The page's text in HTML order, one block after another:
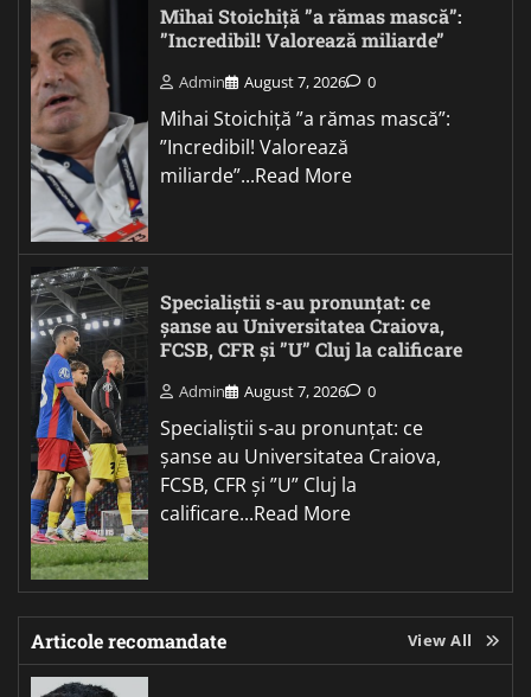
Mihai Stoichiță ”a rămas mască”:
”Incredibil! Valorează miliarde”
Admin August 7, 2026 0
Mihai Stoichiță ”a rămas mască”:
”Incredibil! Valorează
miliarde”...Read More
Specialiștii s-au pronunțat: ce
șanse au Universitatea Craiova,
FCSB, CFR și ”U” Cluj la calificare
Admin August 7, 2026 0
Specialiștii s-au pronunțat: ce
șanse au Universitatea Craiova,
FCSB, CFR și ”U” Cluj la
calificare...Read More
Articole recomandate View All